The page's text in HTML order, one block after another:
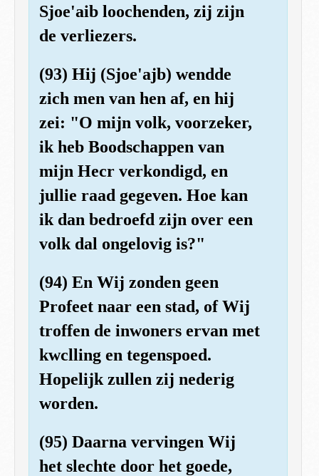
Sjoe'aib loochenden, zij zijn
de verliezers.
(93) Hij (Sjoe'ajb) wendde
zich men van hen af, en hij
zei: "O mijn volk, voorzeker,
ik heb Boodschappen van
mijn Hecr verkondigd, en
jullie raad gegeven. Hoe kan
ik dan bedroefd zijn over een
volk dal ongelovig is?"
(94) En Wij zonden geen
Profeet naar een stad, of Wij
troffen de inwoners ervan met
kwclling en tegenspoed.
Hopelijk zullen zij nederig
worden.
(95) Daarna vervingen Wij
het slechte door het goede,